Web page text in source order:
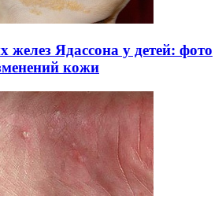
желез Ядассона у детей: фото
кожи